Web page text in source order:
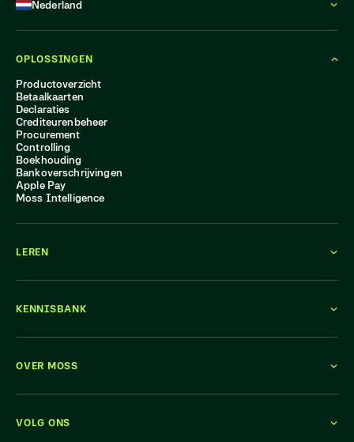
OPLOSSINGEN
Productoverzicht
Betaalkaarten
Declaraties
Crediteurenbeheer
Procurement
Controlling
Boekhouding
Bankoverschrijvingen
Apple Pay
Moss Intelligence
LEREN
KENNISBANK
OVER MOSS
VOLG ONS
Nederland